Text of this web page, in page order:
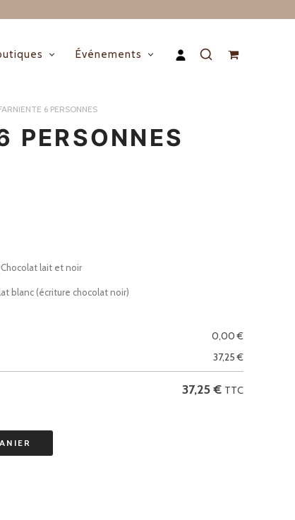
Événements
6 PERSONNES
PERSONNES
Chocolat lait et noir
blanc (écriture chocolat noir)
0,00€
37,25€
37,25€ TTC